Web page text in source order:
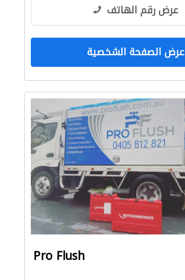
عرض رقم الهاتف
عرض الصفحة الشخصية
Pro Flush